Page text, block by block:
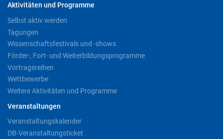
Aktivitäten und Programme
Selbst aktiv werden
Tagungen
Wissenschaftsfestivals und -shows
Förder-, Fort- und Weiterbildungsprogramme
Vortragsreihen
Wettbewerbe
Weitere Aktivitäten und Programme
Veranstaltungen
Veranstaltungskalender
DB-Veranstaltungsticket